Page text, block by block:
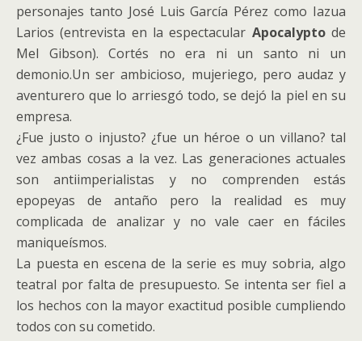
personajes tanto José Luis García Pérez como Iazua
Larios (entrevista en la espectacular Apocalyptode
Mel Gibson). Cortés no era ni un santo ni un
demonio.Un ser ambicioso, mujeriego, pero audaz y
aventurero que lo arriesgó todo, se dejó la piel en su
empresa.
¿Fue justo o injusto? ¿fue un héroe o un villano? tal
vez ambas cosas a la vez. Las generaciones actuales
son antiimperialistas y no comprenden estás
epopeyas de antaño pero la realidad es muy
complicada de analizar y no vale caer en fáciles
maniqueísmos.
La puesta en escena de la serie es muy sobria, algo
teatral por falta de presupuesto. Se intenta ser fiel a
los hechos con la mayor exactitud posible cumpliendo
todos con su cometido.